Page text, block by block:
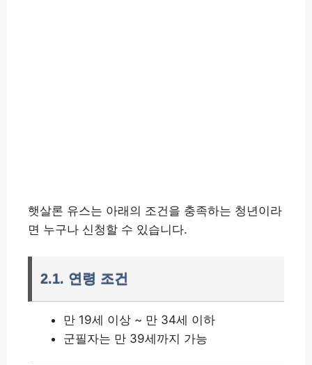
햇살론 유스는 아래의 조건을 충족하는 청년이라
면 누구나 신청할 수 있습니다.
2.1. 연령 조건
만 19세 이상 ~ 만 34세 이하
군필자는 만 39세까지 가능